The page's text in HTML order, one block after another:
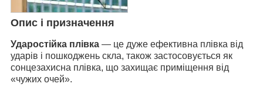
Опис і призначення
Ударостійка плівка — це дуже ефективна плівка від
ударів і пошкоджень скла, також застосовується як
сонцезахисна плівка, що захищає приміщення від
«чужих очей».